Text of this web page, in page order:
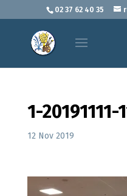
02 37 62 40 35
1-20191111-
12 Nov 2019